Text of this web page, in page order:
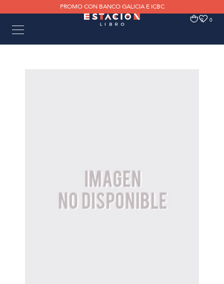
PROMO CON BANCO GALICIA E ICBC
0 0